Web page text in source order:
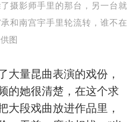
摄影师手里的那台，另一台就
和南宫宇手里轮流转，谁不在
图
大量昆曲表演的戏份，
的她很清楚，在这个求
大段戏曲放进作品里，